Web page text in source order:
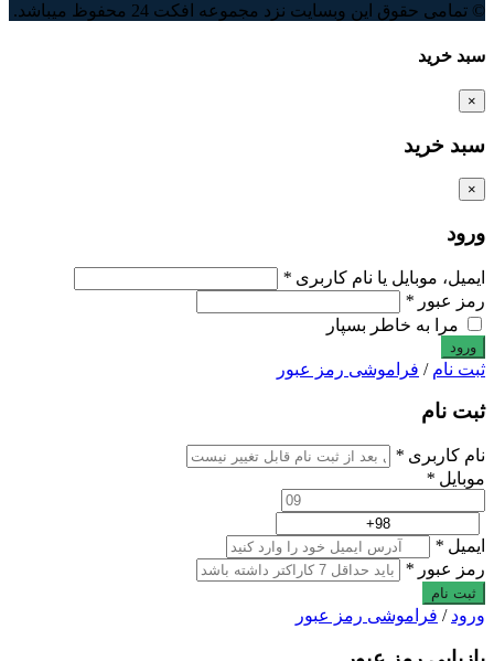
© تمامی حقوق این وبسایت نزد مجموعه افکت 24 محفوظ میباشد.
سبد خرید
×
سبد خرید
×
ورود
ایمیل، موبایل یا نام کاربری *
رمز عبور *
مرا به خاطر بسپار
ثبت نام / فراموشی رمز عبور
ثبت نام
نام کاربری *
موبایل *
ایمیل *
رمز عبور *
ثبت نام
ورود / فراموشی رمز عبور